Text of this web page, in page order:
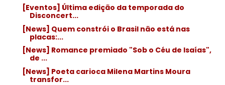
[Eventos] Última edição da temporada do
Disconcert...
[News] Quem constrói o Brasil não está nas
placas:...
[News] Romance premiado "Sob o Céu de Isaías",
de ...
[News] Poeta carioca Milena Martins Moura
transfor...